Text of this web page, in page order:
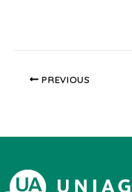
PREVIOUS